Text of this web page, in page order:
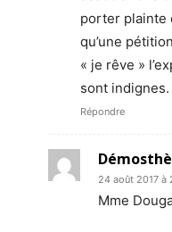
porter plainte
qu’une
« je rêve »
sont indignes.
Répondre
24 août 2017 à
Mme